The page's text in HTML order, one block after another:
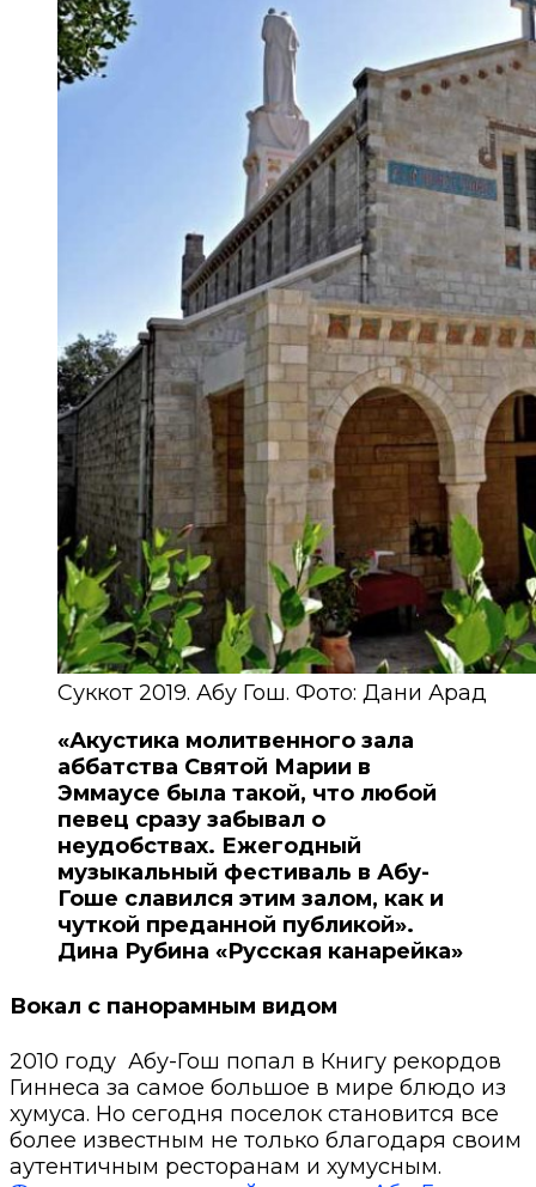
Суккот 2019. Абу Гош. Фото: Дани Арад
«Акустика молитвенного зала
аббатства Святой Марии в
Эммаусе была такой, что любой
певец сразу забывал о
неудобствах. Ежегодный
музыкальный фестиваль в Абу-
Гоше славился этим залом, как и
чуткой преданной публикой».
Дина Рубина «Русская канарейка»
Вокал с панорамным видом
2010 году Абу-Гош попал в Книгу рекордов
Гиннеса за самое большое в мире блюдо из
хумуса. Но сегодня поселок становится все
более известным не только благодаря своим
аутентичным ресторанам и хумусным.